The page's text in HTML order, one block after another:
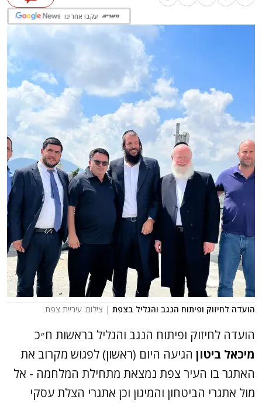
עקבו אחרינו
הועדה לחיזוק ופיתוח הנגב והגליל בצפת | צילום: עיריית צפת
הועדה לחיזוק ופיתוח הנגב והגליל בראשות ח״כ
מיכאל ביטון הגיעה היום (ראשון) לפגוש מקרוב את
האתגר בו העיר צפת נמצאת מתחילת המלחמה - אל
מול אתגרי הביטחון והמיגון וכן אתגרי הצלת עסקי